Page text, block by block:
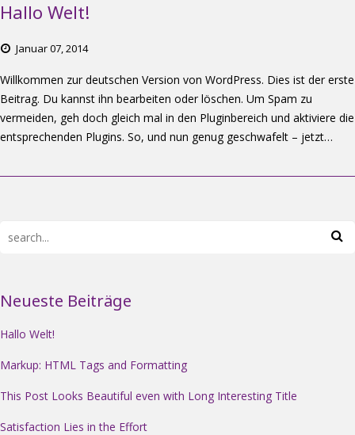
Hallo Welt!
Januar07,2014
Willkommen zur deutschen Version von WordPress. Dies ist der erste
Beitrag. Du kannst ihn bearbeiten oder löschen. Um Spam zu
vermeiden, geh doch gleich mal in den Pluginbereich und aktiviere die
entsprechenden Plugins. So, und nun genug geschwafelt – jetzt…
Neueste Beiträge
Hallo Welt!
Markup: HTML Tags and Formatting
This Post Looks Beautiful even with Long Interesting Title
Satisfaction Lies in the Effort